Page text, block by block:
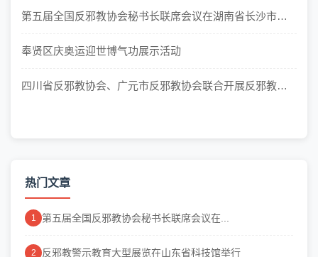
第五届全国反邪教协会秘书长联席会议在湖南省长沙市召
奉贤区庆奥运迎世博气功展示活动
四川省反邪教协会、广元市反邪教协会联合开展反邪教宣
热门文章
1 第五届全国反邪教协会秘书长联席会议在...
2 反邪教警示教育大型展览在山东省科技馆举行